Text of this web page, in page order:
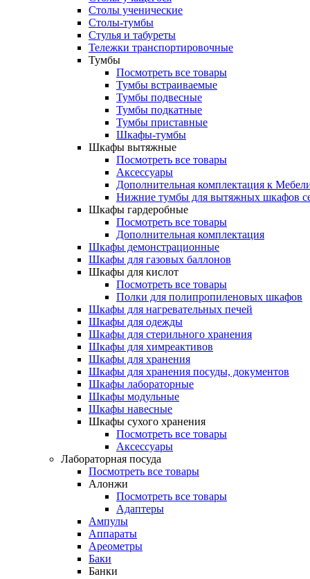
Столы ученические
Столы-тумбы
Стулья и табуреты
Тележки транспортировочные
Тумбы
Посмотреть все товары
Тумбы встраиваемые
Тумбы подвесные
Тумбы подкатные
Тумбы приставные
Шкафы-тумбы
Шкафы вытяжные
Посмотреть все товары
Аксессуары
Дополнительная комплектация к
Нижние тумбы для вытяжных шкафов
Шкафы гардеробные
Посмотреть все товары
Дополнительная комплектация
Шкафы демонстрационные
Шкафы для газовых баллонов
Шкафы для кислот
Посмотреть все товары
Полки для полипропиленовых шкафов
Шкафы для нагревательных печей
Шкафы для одежды
Шкафы для стерильного хранения
Шкафы для химреактивов
Шкафы для хранения
Шкафы для хранения посуды, документов
Шкафы лабораторные
Шкафы модульные
Шкафы навесные
Шкафы сухого хранения
Посмотреть все товары
Аксессуары
Лабораторная посуда
Посмотреть все товары
Алонжи
Посмотреть все товары
Адаптеры
Ампулы
Аппараты
Ареометры
Баки
Банки